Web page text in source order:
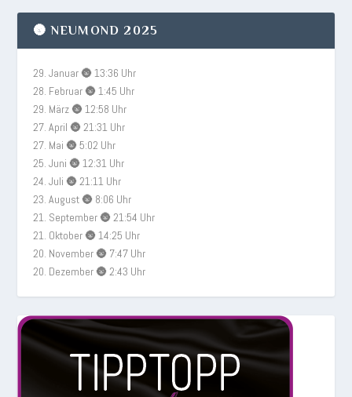
🌚 NEUMOND 2025
29. Januar 🌚 13:36 Uhr
28. Februar 🌚 1:45 Uhr
29. März 🌚 12:58 Uhr
27. April 🌚 21:31 Uhr
27. Mai 🌚 5:02 Uhr
25. Juni 🌚 12:31 Uhr
24. Juli 🌚 21:11 Uhr
23. August 🌚 8:06 Uhr
21. September 🌚 21:54 Uhr
21. Oktober 🌚 14:25 Uhr
20. November 🌚 7:47 Uhr
20. Dezember 🌚 2:43 Uhr